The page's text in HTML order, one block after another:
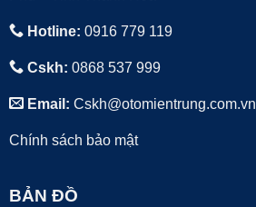
Hotline: 0916 779 119
Cskh: 0868 537 999
Email: Cskh@otomientrung.com.vn
Chính sách bảo mật
BẢN ĐỒ